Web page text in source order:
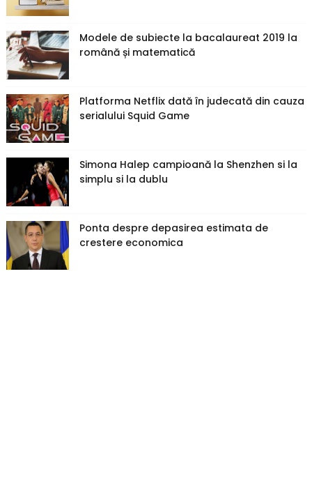
Modele de subiecte la bacalaureat 2019 la
română și matematică
Platforma Netflix dată în judecată din cauza
serialului Squid Game
Simona Halep campioană la Shenzhen si la
simplu si la dublu
Ponta despre depasirea estimata de
crestere economica